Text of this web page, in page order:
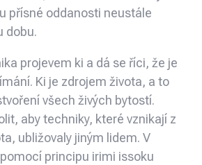
přísné oddanosti neustále
dobu.
projevem ki a dá se říci, že je
Ki je zdrojem života, a to
všech živých bytostí.
aby techniky, které vznikají z
ubližovaly jiným lidem. V
principu irimi issoku